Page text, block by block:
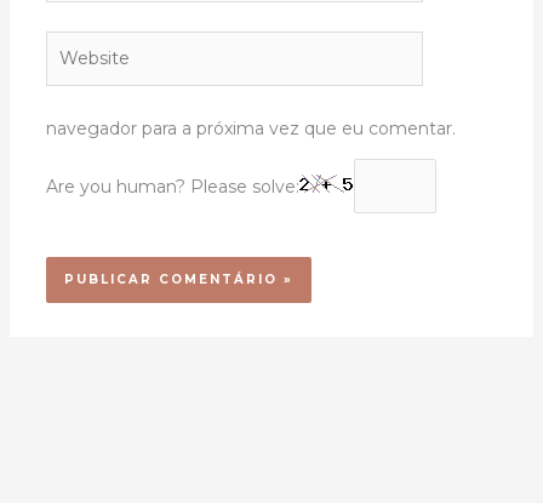
navegador para a próxima vez que eu comentar.
Are you human? Please solve: